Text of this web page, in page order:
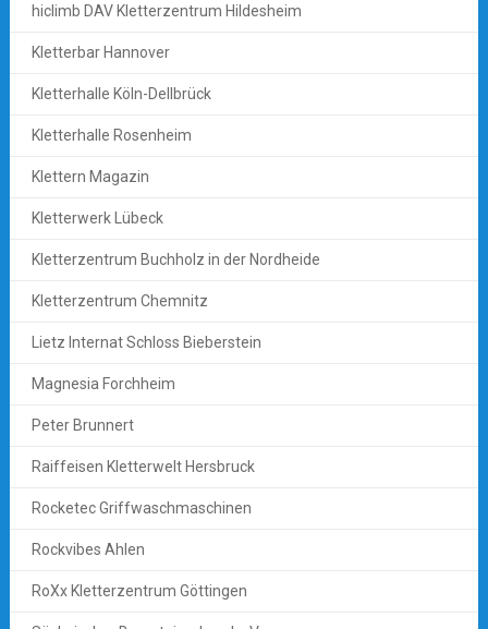
hiclimb DAV Kletterzentrum Hildesheim
Kletterbar Hannover
Kletterhalle Köln-Dellbrück
Kletterhalle Rosenheim
Klettern Magazin
Kletterwerk Lübeck
Kletterzentrum Buchholz in der Nordheide
Kletterzentrum Chemnitz
Lietz Internat Schloss Bieberstein
Magnesia Forchheim
Peter Brunnert
Raiffeisen Kletterwelt Hersbruck
Rocketec Griffwaschmaschinen
Rockvibes Ahlen
RoXx Kletterzentrum Göttingen